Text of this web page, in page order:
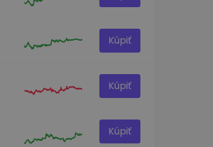
Kúpiť
Kúpiť
Kúpiť